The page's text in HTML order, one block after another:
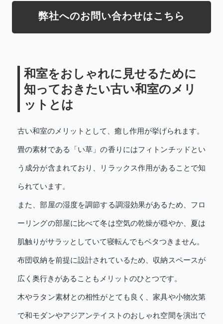
弊社へのお問い合わせはこちら
和室をおしゃれに見せるために
知っておきたい古い和室のメリ
ットとは
古い和室のメリットとして、癒し作用が挙げられます。
畳の素材である「い草」の香りにはフィトンチッドとい
う成分が含まれており、リラックス作用があることで知
られています。
また、部屋の湿度を調節する調湿効果があるため、フロ
ーリングの部屋に比べて冬は空気の乾燥が穏やか、夏は
肌触りがサラッとしていて寝転んでもベタつきません。
布団収納を前提に設計されているため、収納スペースが
広く奥行きがあることもメリットのひとつです。
木やラタン素材との相性がとても良く、家具や小物次第
で和モダンやアジアンテイストのおしゃれ空間を演出で